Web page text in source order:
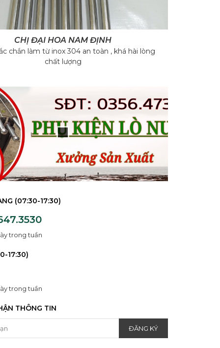
ANH NGUYỄN BẢY
bánh răng thép rất cứng chắc và đạt , lắp rất khít với ổ ốc
(07:30-17:30)
trong tuần
17:30)
trong tuần
THÔNG TIN